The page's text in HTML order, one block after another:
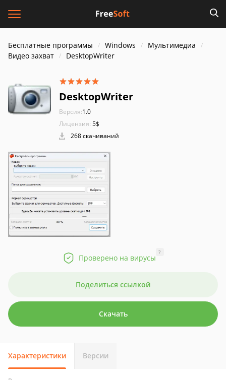
Бесплатные программы Windows
Мультимедиа
Видео захват
DesktopWriter
DesktopWriter
Версия:1.0
Лицензия: 5$
268 скачиваний
Проверено на вирусы
?
Поделиться ссылкой
Скачать
Характеристики Версии